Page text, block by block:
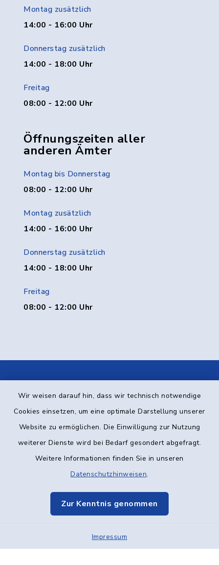
Wir weisen darauf hin, dass wir technisch notwendige
Cookies einsetzen, um eine optimale Darstellung unserer
Website zu ermöglichen. Die Einwilligung zur Nutzung
weiterer Dienste wird bei Bedarf gesondert abgefragt.
Weitere Informationen finden Sie in unseren
Datenschutzhinweisen.
Zur Kenntnis genommen
Impressum
Montag zusätzlich
14:00 - 16:00 Uhr
Donnerstag zusätzlich
14:00 - 18:00 Uhr
Freitag
08:00 - 12:00 Uhr
Öffnungszeiten aller
anderen Ämter
Montag bis Donnerstag
08:00 - 12:00 Uhr
Montag zusätzlich
14:00 - 16:00 Uhr
Donnerstag zusätzlich
14:00 - 18:00 Uhr
Freitag
08:00 - 12:00 Uhr
Barrierefreiheit
Datenschutz
Impressum
Elektronische Kommunikation
Sitemap
Cookie-Einstellungen